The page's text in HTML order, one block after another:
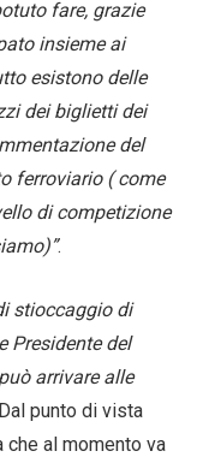
fare, grazie
insieme ai
esistono delle
dei biglietti dei
del
ferroviario ( come
di competizione
.
stioccaggio di
Presidente del
arrivare alle
punto di vista
al momento va